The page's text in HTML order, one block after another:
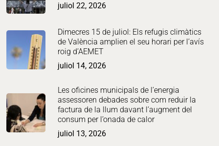
juliol 22, 2026
Dimecres 15 de juliol: Els refugis climàtics
de València amplien el seu horari per l’avís
roig d’AEMET
juliol 14, 2026
Les oficines municipals de l’energia
assessoren debades sobre com reduir la
factura de la llum davant l’augment del
consum per l’onada de calor
juliol 13, 2026